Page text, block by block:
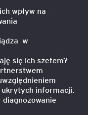
wpływ na
w
się ich szefem?
informacji.